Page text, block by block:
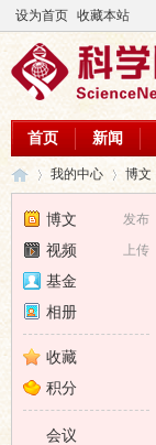
设为首页 收藏本站
首页 新闻
›
我的中心 博文
发布
博文
上传
视频
基金
相册
收藏
积分
会议